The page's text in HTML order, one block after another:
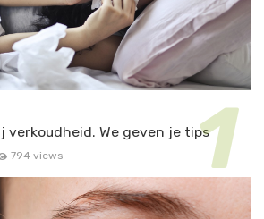
verkoudheid. We geven je tips
794 views